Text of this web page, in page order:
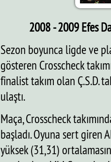
2008 - 2009 Efes
Sezon boyunca ligde ve
gösteren Crosscheck
finalist takım olan Ç.S.D.
ulaştı.
Maça, Crosscheck
başladı. Oyuna sert giren
yüksek (31,31)